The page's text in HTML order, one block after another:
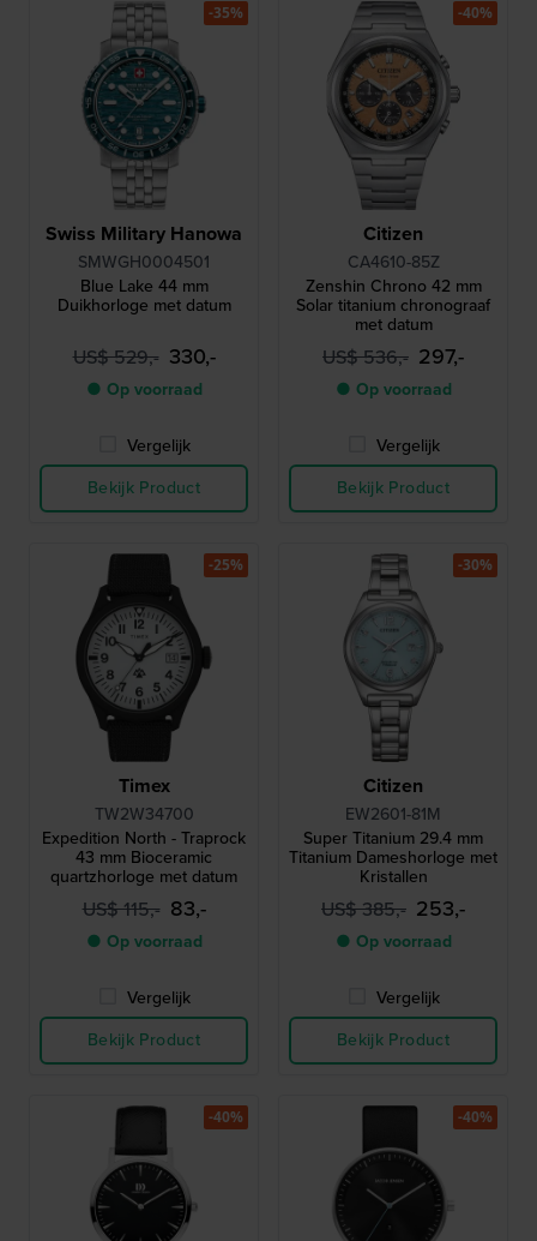
Swiss Military Hanowa
SMWGH0004501
Blue Lake 44 mm
Duikhorloge met datum
US$ 529,- 330,-
● Op voorraad
Vergelijk
Bekijk Product
-35%
Citizen
CA4610-85Z
Zenshin Chrono 42 mm
Solar titanium chronograaf
met datum
US$ 536,- 297,-
● Op voorraad
Vergelijk
Bekijk Product
-40%
Timex
TW2W34700
Expedition North - Traprock
43 mm Bioceramic
quartzhorloge met datum
US$ 115,- 83,-
● Op voorraad
Vergelijk
Bekijk Product
-25%
Citizen
EW2601-81M
Super Titanium 29.4 mm
Titanium Dameshorloge met
Kristallen
US$ 385,- 253,-
● Op voorraad
Vergelijk
Bekijk Product
-30%
-40% -40%